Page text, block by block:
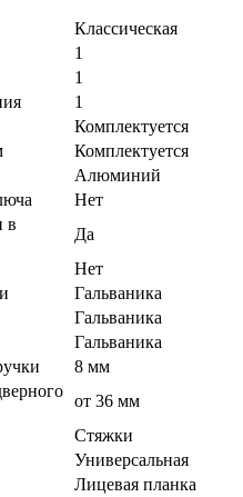
Классическая
1
1
1
Комплектуется
Комплектуется
Алюминий
Нет
в
Да
Нет
Гальваника
Гальваника
Гальваника
8 мм
от 36 мм
Стяжки
Универсальная
Лицевая планка